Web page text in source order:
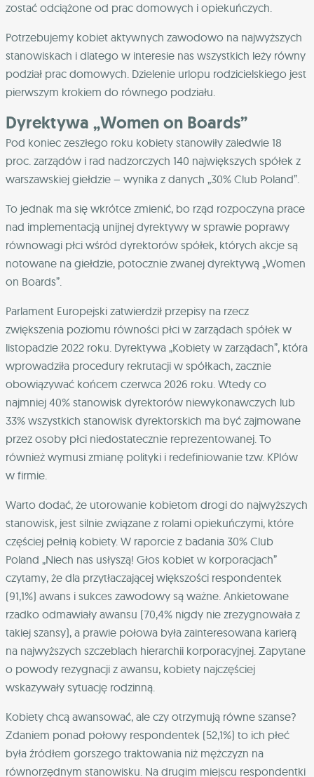
zostać odciążone od prac domowych i opiekuńczych.
Potrzebujemy kobiet aktywnych zawodowo na najwyższych
stanowiskach i dlatego w interesie nas wszystkich leży równy
podział prac domowych. Dzielenie urlopu rodzicielskiego jest
pierwszym krokiem do równego podziału.
Dyrektywa „Women on Boards”
Pod koniec zeszłego roku kobiety stanowiły zaledwie 18
proc. zarządów i rad nadzorczych 140 największych spółek z
warszawskiej giełdzie – wynika z danych „30% Club Poland”.
To jednak ma się wkrótce zmienić, bo rząd rozpoczyna prace
nad implementacją unijnej dyrektywy w sprawie poprawy
równowagi płci wśród dyrektorów spółek, których akcje są
notowane na giełdzie, potocznie zwanej dyrektywą „Women
on Boards”.
Parlament Europejski zatwierdził przepisy na rzecz
zwiększenia poziomu równości płci w zarządach spółek w
listopadzie 2022 roku. Dyrektywa „Kobiety w zarządach”, która
wprowadziła procedury rekrutacji w spółkach, zacznie
obowiązywać końcem czerwca 2026 roku. Wtedy co
najmniej 40% stanowisk dyrektorów niewykonawczych lub
33% wszystkich stanowisk dyrektorskich ma być zajmowane
przez osoby płci niedostatecznie reprezentowanej. To
również wymusi zmianę polityki i redefiniowanie tzw. KPIów
w firmie.
Warto dodać, że utorowanie kobietom drogi do najwyższych
stanowisk, jest silnie związane z rolami opiekuńczymi, które
częściej pełnią kobiety. W raporcie z badania 30% Club
Poland „Niech nas usłyszą! Głos kobiet w korporacjach”
czytamy, że dla przytłaczającej większości respondentek
(91,1%) awans i sukces zawodowy są ważne. Ankietowane
rzadko odmawiały awansu (70,4% nigdy nie zrezygnowała z
takiej szansy), a prawie połowa była zainteresowana karierą
na najwyższych szczeblach hierarchii korporacyjnej. Zapytane
o powody rezygnacji z awansu, kobiety najczęściej
wskazywały sytuację rodzinną.
Kobiety chcą awansować, ale czy otrzymują równe szanse?
Zdaniem ponad połowy respondentek (52,1%) to ich płeć
była źródłem gorszego traktowania niż mężczyzn na
równorzędnym stanowisku. Na drugim miejscu respondentki